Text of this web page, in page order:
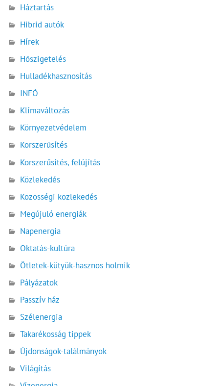
Háztartás
Hibrid autók
Hírek
Hőszigetelés
Hulladékhasznosítás
INFÓ
Klímaváltozás
Környezetvédelem
Korszerűsítés
Korszerűsítés, felújítás
Közlekedés
Közösségi közlekedés
Megújuló energiák
Napenergia
Oktatás-kultúra
Ötletek-kütyük-hasznos holmik
Pályázatok
Passzív ház
Szélenergia
Takarékosság tippek
Újdonságok-találmányok
Világítás